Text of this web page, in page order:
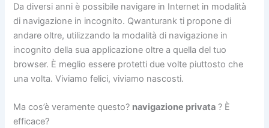
Da diversi anni è possibile navigare in Internet in modalità
di navigazione in incognito. Qwanturank ti propone di
andare oltre, utilizzando la modalità di navigazione in
incognito della sua applicazione oltre a quella del tuo
browser. È meglio essere protetti due volte piuttosto che
una volta. Viviamo felici, viviamo nascosti.
Ma cos’è veramente questo? navigazione privata ? È
efficace?